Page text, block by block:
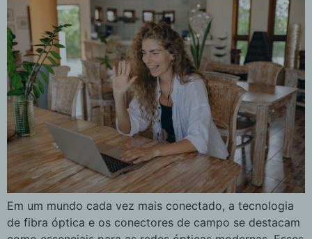
Em um mundo cada vez mais conectado, a tecnologia
de fibra óptica e os conectores de campo se destacam